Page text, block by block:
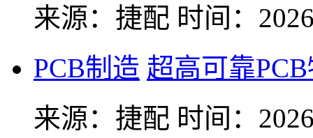
来源：捷配 时间：
PCB制造 超高可靠
来源：捷配 时间：